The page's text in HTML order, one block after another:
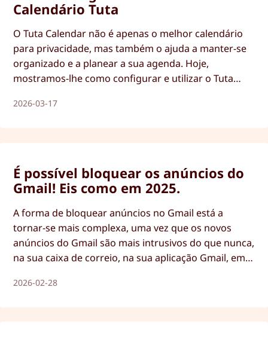
Calendário Tuta
O Tuta Calendar não é apenas o melhor calendário
para privacidade, mas também o ajuda a manter-se
organizado e a planear a sua agenda. Hoje,
mostramos-lhe como configurar e utilizar o Tuta
2026-03-17
É possível bloquear os anúncios do
Gmail! Eis como em 2025.
A forma de bloquear anúncios no Gmail está a
tornar-se mais complexa, uma vez que os novos
anúncios do Gmail são mais intrusivos do que nunca,
na sua caixa de correio, na sua aplicação Gmail, em
2026-02-28